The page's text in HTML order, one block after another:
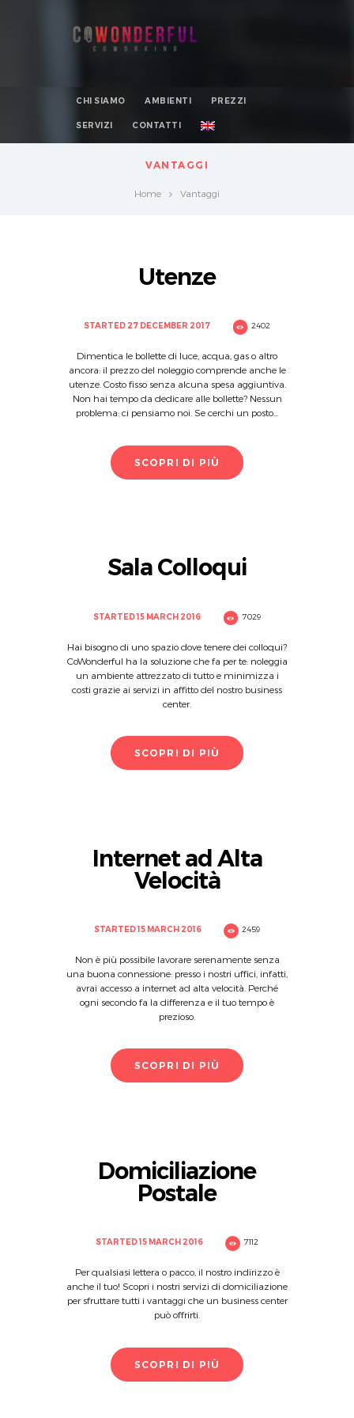
CHI SIAMO AMBIENTI PREZZI
SERVIZI CONTATTI
VANTAGGI
Home Vantaggi
Utenze
STARTED 27 DECEMBER 2017 2402
Dimentica le bollette di luce, acqua, gas o altro
ancora: il prezzo del noleggio comprende anche le
utenze. Costo fisso senza alcuna spesa aggiuntiva.
Non hai tempo da dedicare alle bollette? Nessun
problema: ci pensiamo noi. Se cerchi un posto...
SCOPRI DI PIÙ
Sala Colloqui
STARTED15 MARCH 2016 7029
Hai bisogno di uno spazio dove tenere dei colloqui?
CoWonderful ha la soluzione che fa per te: noleggia
un ambiente attrezzato di tutto e minimizza i
costi grazie ai servizi in affitto del nostro business
center.
SCOPRI DI PIÙ
Internet ad Alta
Velocità
STARTED15 MARCH 2016 2459
Non è più possibile lavorare serenamente senza
una buona connessione: presso i nostri uffici, infatti,
avrai accesso a internet ad alta velocità. Perché
ogni secondo fa la differenza e il tuo tempo è
prezioso.
SCOPRI DI PIÙ
Domiciliazione
Postale
STARTED15 MARCH 2016 7112
Per qualsiasi lettera o pacco, il nostro indirizzo è
anche il tuo! Scopri i nostri servizi di domiciliazione
per sfruttare tutti i vantaggi che un business center
può offrirti.
SCOPRI DI PIÙ